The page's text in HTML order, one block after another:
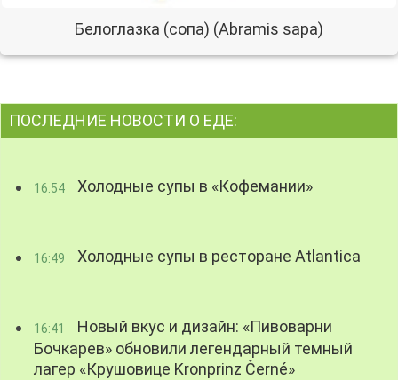
Белоглазка (сопа) (Abramis sapa)
ПОСЛЕДНИЕ НОВОСТИ О ЕДЕ:
16:54 Холодные супы в «Кофемании»
16:49 Холодные супы в ресторане Atlantica
16:41
Новый вкус и дизайн: «Пивоварни
Бочкарев» обновили легендарный темный
лагер «Крушовице Kronprinz Černé»